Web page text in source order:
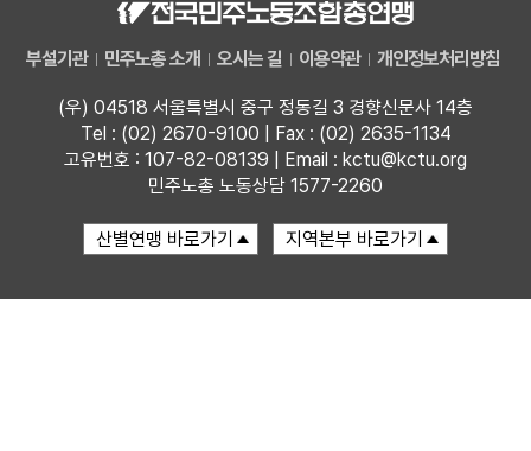
부설기관 민주노총 소개 오시는 길 이용약관 개인정보처리방침
(우) 04518 서울특별시 중구 정동길 3 경향신문사 14층
Tel : (02) 2670-9100 | Fax : (02) 2635-1134
고유번호 : 107-82-08139 | Email : kctu@kctu.org
민주노총 노동상담 1577-2260